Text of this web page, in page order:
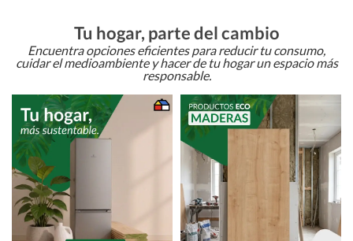
Tu hogar, parte del cambio
Encuentra opciones eficientes para reducir tu consumo,
cuidar el medioambiente y hacer de tu hogar un espacio más
responsable.